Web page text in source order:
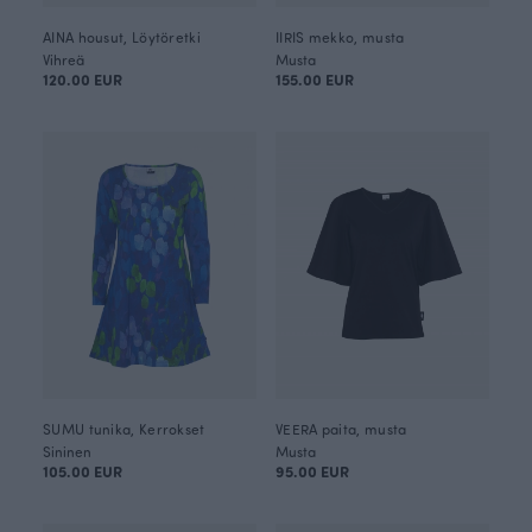
AINA housut, Löytöretki
Vihreä
120.00 EUR
IIRIS mekko, musta
Musta
155.00 EUR
SUMU tunika, Kerrokset
Sininen
105.00 EUR
VEERA paita, musta
Musta
95.00 EUR